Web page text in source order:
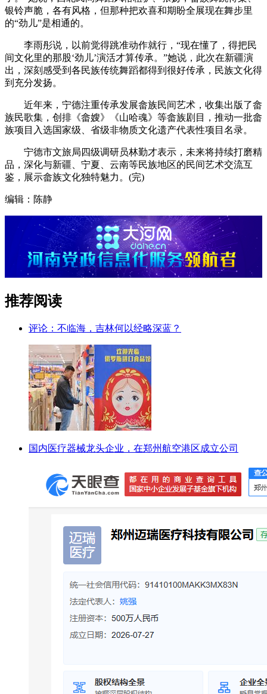
银铃声脆，各有风格，但那种把欢喜和期盼全展现在舞步里
的“劲儿”是相通的。
李雨彤说，以前觉得跳准动作就行，“现在懂了，得把民
间文化里的那股‘劲儿’演活才算传承。”她说，此次在新疆演
出，深刻感受到各民族传统舞蹈都得到很好传承，民族文化得
到充分发扬。
近年来，宁德注重传承发展畲族民间艺术，收集出版了畲
族民歌集，创排《畲嫂》《山哈魂》等畲族剧目，推动一批畲
族项目入选国家级、省级非物质文化遗产代表性项目名录。
宁德市文旅局四级调研员林勤才表示，未来将持续打磨精
品，深化与新疆、宁夏、云南等民族地区的民间艺术交流互
鉴，展示畲族文化独特魅力。(完)
编辑：陈静
推荐阅读
评论：不临海，吉林何以经略深蓝？
国内医疗器械龙头企业，在郑州航空港区成立公司